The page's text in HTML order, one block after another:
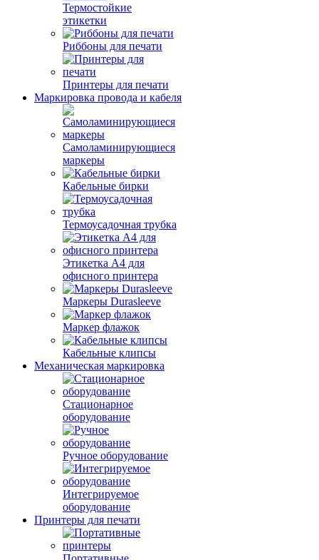
Термостойкие
этикетки
Риббоны для печати
Принтеры для печати
Маркировка провода и кабеля
Самоламинирующиеся
маркеры
Кабельные бирки
Термоусадочная трубка
Этикетка А4 для
офисного принтера
Маркеры Durasleeve
Маркер флажок
Кабельные клипсы
Механическая маркировка
Стационарное
оборудование
Ручное оборудование
Интегрируемое
оборудование
Принтеры для печати